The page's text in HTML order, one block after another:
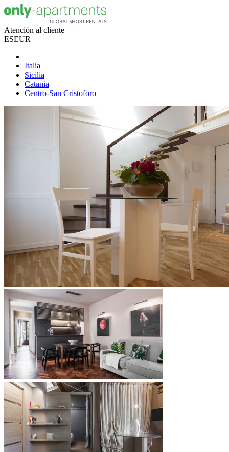
Atención al cliente
ESEUR
Italia
Sicilia
Catania
Centro-San Cristoforo